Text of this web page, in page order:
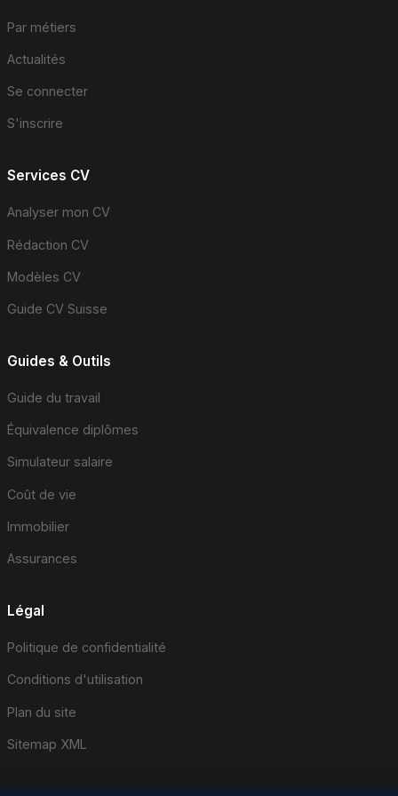
Par métiers
Actualités
Se connecter
S'inscrire
Services CV
Analyser mon CV
Rédaction CV
Modèles CV
Guide CV Suisse
Guides & Outils
Guide du travail
Équivalence diplômes
Simulateur salaire
Coût de vie
Immobilier
Assurances
Légal
Politique de confidentialité
Conditions d'utilisation
Plan du site
Sitemap XML